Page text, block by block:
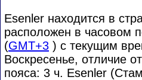
Esenler находится в
расположен в часовом
(GMT+3 ) с текущим
Воскресенье, отличие
пояса: 3 ч. Esenler